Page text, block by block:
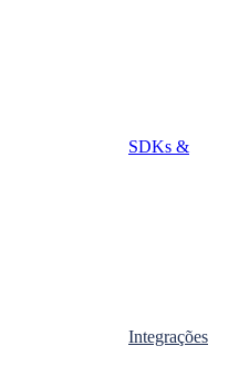
SDKs &
Integrações